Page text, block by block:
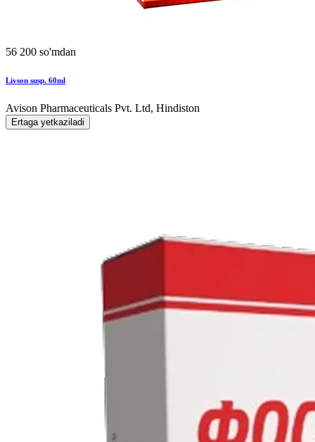
56 200 so'mdan
Livson susp. 60ml
Avison Pharmaceuticals Pvt. Ltd, Hindiston
Ertaga yetkaziladi